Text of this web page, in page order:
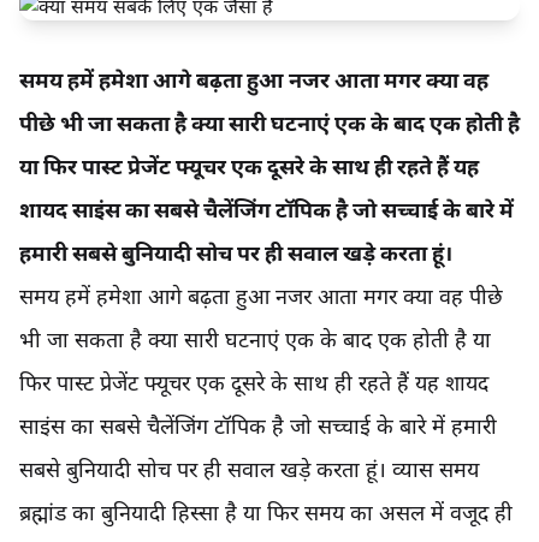
समय हमें हमेशा आगे बढ़ता हुआ नजर आता मगर क्या वह
पीछे भी जा सकता है क्या सारी घटनाएं एक के बाद एक होती है
या फिर पास्ट प्रेजेंट फ्यूचर एक दूसरे के साथ ही रहते हैं यह
शायद साइंस का सबसे चैलेंजिंग टॉपिक है जो सच्चाई के बारे में
हमारी सबसे बुनियादी सोच पर ही सवाल खड़े करता हूं।
समय हमें हमेशा आगे बढ़ता हुआ नजर आता मगर क्या वह पीछे
भी जा सकता है क्या सारी घटनाएं एक के बाद एक होती है या
फिर पास्ट प्रेजेंट फ्यूचर एक दूसरे के साथ ही रहते हैं यह शायद
साइंस का सबसे चैलेंजिंग टॉपिक है जो सच्चाई के बारे में हमारी
सबसे बुनियादी सोच पर ही सवाल खड़े करता हूं। व्यास समय
ब्रह्मांड का बुनियादी हिस्सा है या फिर समय का असल में वजूद ही